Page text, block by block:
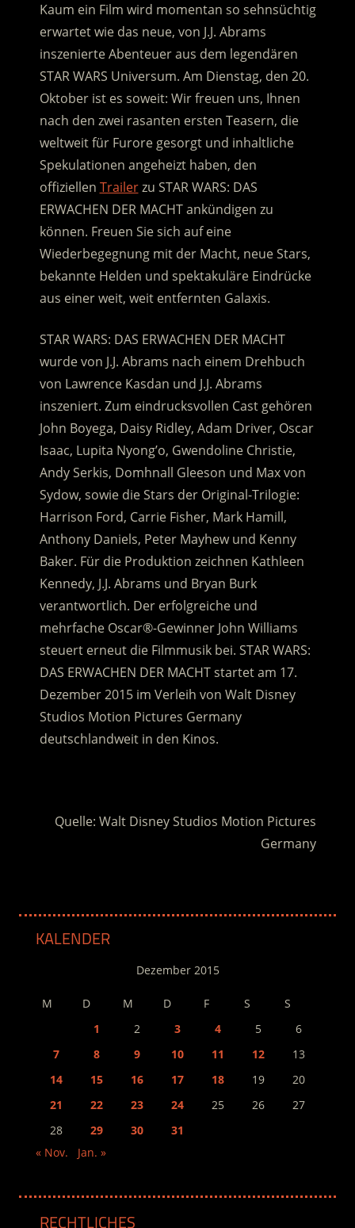
Kaum ein Film wird momentan so sehnsüchtig
erwartet wie das neue, von J.J. Abrams
inszenierte Abenteuer aus dem legendären
STAR WARS Universum. Am Dienstag, den 20.
Oktober ist es soweit: Wir freuen uns, Ihnen
nach den zwei rasanten ersten Teasern, die
weltweit für Furore gesorgt und inhaltliche
Spekulationen angeheizt haben, den
offiziellen Trailerzu STAR WARS: DAS
ERWACHEN DER MACHT ankündigen zu
können. Freuen Sie sich auf eine
Wiederbegegnung mit der Macht, neue Stars,
bekannte Helden und spektakuläre Eindrücke
aus einer weit, weit entfernten Galaxis.
STAR WARS: DAS ERWACHEN DER MACHT
wurde von J.J. Abrams nach einem Drehbuch
von Lawrence Kasdan und J.J. Abrams
inszeniert. Zum eindrucksvollen Cast gehören
John Boyega, Daisy Ridley, Adam Driver, Oscar
Isaac, Lupita Nyong’o, Gwendoline Christie,
Andy Serkis, Domhnall Gleeson und Max von
Sydow, sowie die Stars der Original-Trilogie:
Harrison Ford, Carrie Fisher, Mark Hamill,
Anthony Daniels, Peter Mayhew und Kenny
Baker. Für die Produktion zeichnen Kathleen
Kennedy, J.J. Abrams und Bryan Burk
verantwortlich. Der erfolgreiche und
mehrfache Oscar®-Gewinner John Williams
steuert erneut die Filmmusik bei. STAR WARS:
DAS ERWACHEN DER MACHT startet am 17.
Dezember 2015 im Verleih von Walt Disney
Studios Motion Pictures Germany
deutschlandweit in den Kinos.
Quelle: Walt Disney Studios Motion Pictures
Germany
KALENDER
Dezember 2015
M D M D F S
S
1
2 3 4 5
6
7
8 9 10 11 12
13
14
15 16 17 18 19
20
21
22 23 24 25 26
27
28
29 30
31
« Nov.
Jan. »
RECHTLICHES